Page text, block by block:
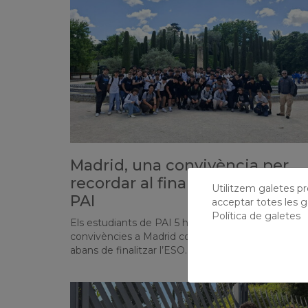
Madrid, una convivència per
recordar al final de l'etapa del
PAI
Els estudiants de PAI 5 han viscut unes
convivències a Madrid com a tancament d’etapa
abans de finalitzar l’ESO.
Utilitzem galetes
acceptar totes les
Política de galetes